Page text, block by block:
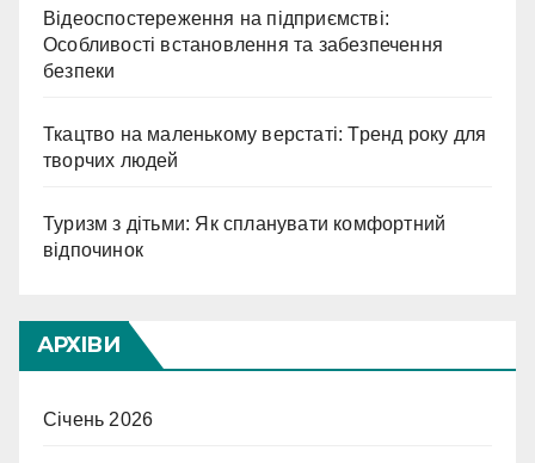
Відеоспостереження на підприємстві:
Особливості встановлення та забезпечення
безпеки
Ткацтво на маленькому верстаті: Тренд року для
творчих людей
Туризм з дітьми: Як спланувати комфортний
відпочинок
АРХІВИ
Січень 2026